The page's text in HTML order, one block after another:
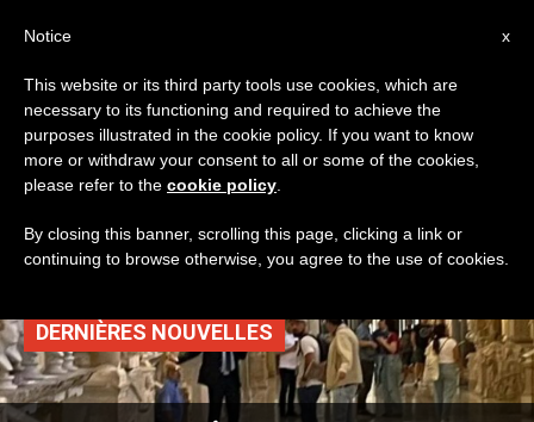
TAG
Posts Tagged ‘تمثال
نصفيّ’
DERNIÈRES NOUVELLES
x
Notice
This website or its third party tools use cookies, which are
necessary to its functioning and required to achieve the
purposes illustrated in the cookie policy. If you want to know
more or withdraw your consent to all or some of the cookies,
please refer to the cookie policy
By closing this banner, scrolling this page, clicking a link or
continuing to browse otherwise, you agree to the use of cookies.